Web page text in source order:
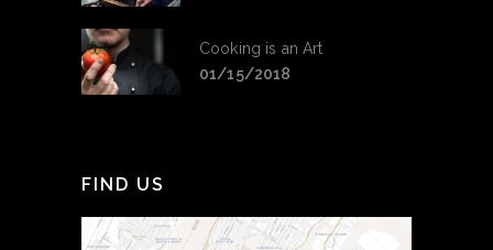
Cooking is an Art
01/15/2018
FIND US